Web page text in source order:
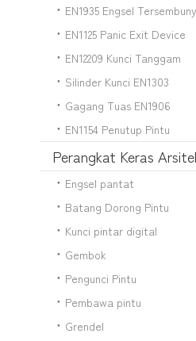
EN1935 Engsel
EN1125 Panic Exit Device
EN12209 Kunci Tanggam
Silinder Kunci EN1303
Gagang Tuas EN1906
EN1154 Penutup Pintu
Perangkat Keras
Engsel pantat
Batang Dorong Pintu
Kunci pintar digital
Gembok
Pengunci Pintu
Pembawa pintu
Grendel